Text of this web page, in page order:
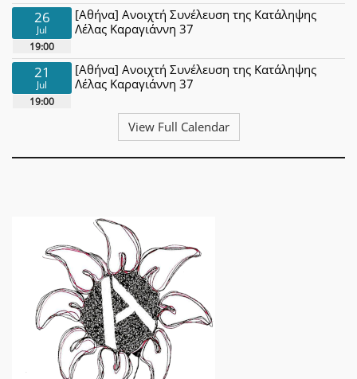
26
Jul
19:00
[Αθήνα] Ανοιχτή Συνέλευση της Κατάληψης
Λέλας Καραγιάννη 37
21
Jul
19:00
[Αθήνα] Ανοιχτή Συνέλευση της Κατάληψης
Λέλας Καραγιάννη 37
View Full Calendar